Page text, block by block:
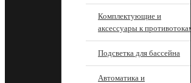
Комплектующие и
аксессуары к противотокам
Подсветка для бассейна
Автоматика и